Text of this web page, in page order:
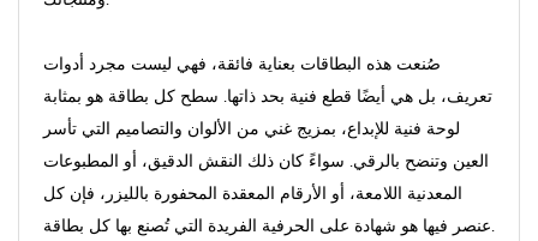
صُنعت هذه البطاقات بعناية فائقة، فهي ليست مجرد أدوات
تعريف، بل هي أيضًا قطع فنية بحد ذاتها. سطح كل بطاقة هو بمثابة
لوحة فنية للإبداع، بمزيج غني من الألوان والتصاميم التي تأسر
العين وتنضح بالرقي. سواءً كان ذلك النقش الدقيق، أو المطبوعات
المعدنية اللامعة، أو الأرقام المعقدة المحفورة بالليزر، فإن كل
عنصر فيها هو شهادة على الحرفية الفريدة التي تُصنع بها كل بطاقة.